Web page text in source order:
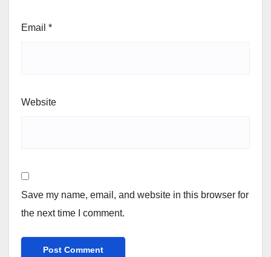
Email *
Website
Save my name, email, and website in this browser for
the next time I comment.